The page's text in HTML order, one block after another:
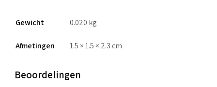
Gewicht 0.020 kg
Afmetingen 1.5 × 1.5 × 2.3 cm
Beoordelingen